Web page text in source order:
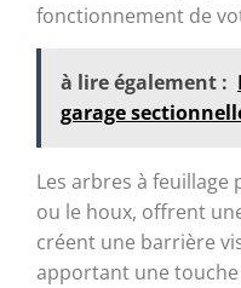
fonctionnement de
à lire également :
garage
Les arbres à feuillage
ou le houx, offrent
créent une barrière
apportant une